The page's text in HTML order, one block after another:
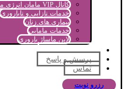
کانال VIP مامان انرژی مثبت
خدمات نازایی و ناباروری
بیماری های زنان
خدمات مامایی
لاین ماساژ باروری
مجله آموزشی
پرسش و پاسخ
تماس
رزرو نوبت